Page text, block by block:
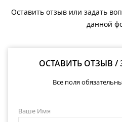
Оставить отзыв или задать
данной
ОСТАВИТЬ ОТЗЫВ /
Все поля
Ваше Имя